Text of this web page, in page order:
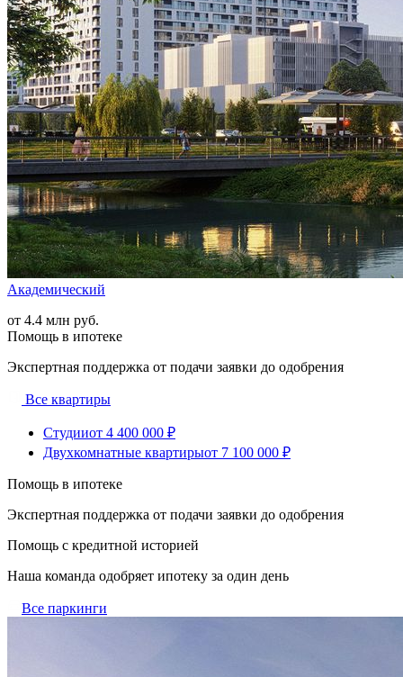
Академический
от 4.4 млн руб.
Помощь в ипотеке
Экспертная поддержка от подачи заявки до одобрения
Все квартиры
Студииот 4 400 000 ₽
Двухкомнатные квартирыот 7 100 000 ₽
Помощь в ипотеке
Экспертная поддержка от подачи заявки до одобрения
Помощь с кредитной историей
Наша команда одобряет ипотеку за один день
Все паркинги